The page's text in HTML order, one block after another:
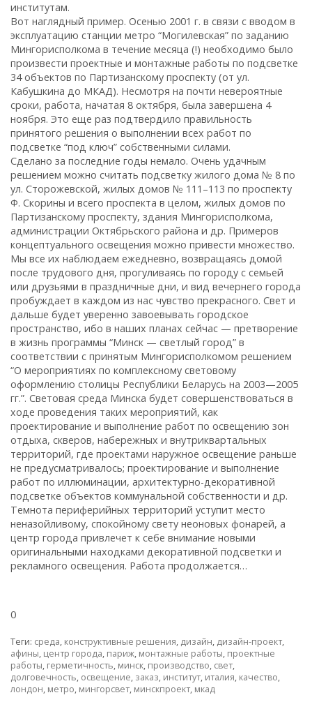
институтам.
Вот наглядный пример. Осенью 2001 г. в связи с вводом в
эксплуатацию станции метро “Могилевская” по заданию
Мингорисполкома в течение месяца (!) необходимо было
произвести проектные и монтажные работы по подсветке
34 объектов по Партизанскому проспекту (от ул.
Кабушкина до МКАД). Несмотря на почти невероятные
сроки, работа, начатая 8 октября, была завершена 4
ноября. Это еще раз подтвердило правильность
принятого решения о выполнении всех работ по
подсветке “под ключ” собственными силами.
Сделано за последние годы немало. Очень удачным
решением можно считать подсветку жилого дома № 8 по
ул. Сторожевской, жилых домов № 111–113 по проспекту
Ф. Скорины и всего проспекта в целом, жилых домов по
Партизанскому проспекту, здания Мингорисполкома,
администрации Октябрьского района и др. Примеров
концептуального освещения можно привести множество.
Мы все их наблюдаем ежедневно, возвращаясь домой
после трудового дня, прогуливаясь по городу с семьей
или друзьями в праздничные дни, и вид вечернего города
пробуждает в каждом из нас чувство прекрасного. Свет и
дальше будет уверенно завоевывать городское
пространство, ибо в наших планах сейчас — претворение
в жизнь программы “Минск — светлый город” в
соответствии с принятым Мингорисполкомом решением
“О мероприятиях по комплексному световому
оформлению столицы Республики Беларусь на 2003—2005
гг.”. Световая среда Минска будет совершенствоваться в
ходе проведения таких мероприятий, как
проектирование и выполнение работ по освещению зон
отдыха, скверов, набережных и внутриквартальных
территорий, где проектами наружное освещение раньше
не предусматривалось; проектирование и выполнение
работ по иллюминации, архитектурно-декоративной
подсветке объектов коммунальной собственности и др.
Темнота периферийных территорий уступит место
неназойливому, спокойному свету неоновых фонарей, а
центр города привлечет к себе внимание новыми
оригинальными находками декоративной подсветки и
рекламного освещения. Работа продолжается…
0
Теги: среда, конструктивные решения, дизайн, дизайн-проект,
афины, центр города, париж, монтажные работы, проектные
работы, герметичность, минск, производство, свет,
долговечность, освещение, заказ, институт, италия, качество,
лондон, метро, мингорсвет, минскпроект, мкад